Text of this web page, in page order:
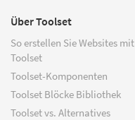
Über Toolset
So erstellen Sie Websites mit
Toolset
Toolset-Komponenten
Toolset Blöcke Bibliothek
Toolset vs. Alternatives